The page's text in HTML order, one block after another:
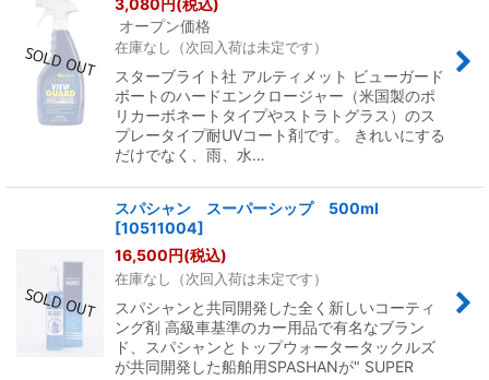
3,080円(税込)
オープン価格
在庫なし（次回入荷は未定です）
スターブライト社 アルティメット ビューガード
ボートのハードエンクロージャー（米国製のポ
リカーボネートタイプやストラトグラス）のス
プレータイプ耐UVコート剤です。 きれいにする
だけでなく、雨、水…
スパシャン スーパーシップ 500ml
[10511004]
16,500円(税込)
在庫なし（次回入荷は未定です）
スパシャンと共同開発した全く新しいコーティ
ング剤 高級車基準のカー用品で有名なブラン
ド、スパシャンとトップウォータータックルズ
が共同開発した船舶用SPASHANが" SUPER